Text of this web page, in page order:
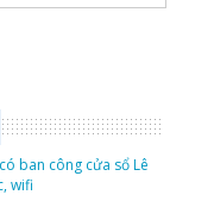
ban công cửa sổ Lê
wifi